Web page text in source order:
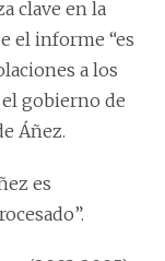
clave en la
el informe “es
a los
gobierno de
Áñez.
es